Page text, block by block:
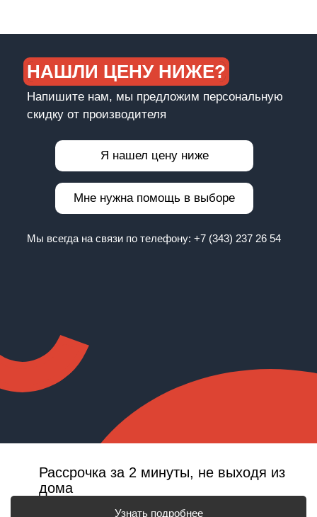
НАШЛИ ЦЕНУ НИЖЕ?
Напишите нам, мы предложим персональную
скидку от производителя
Я нашел цену ниже
Мне нужна помощь в выборе
Мы всегда на связи по телефону: +7 (343) 237 26 54
Рассрочка за 2 минуты, не выходя из
дома
Узнать подробнее